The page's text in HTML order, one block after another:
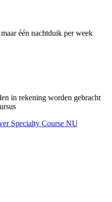
één nachtduik per week
in rekening worden gebracht
Specialty Course NU